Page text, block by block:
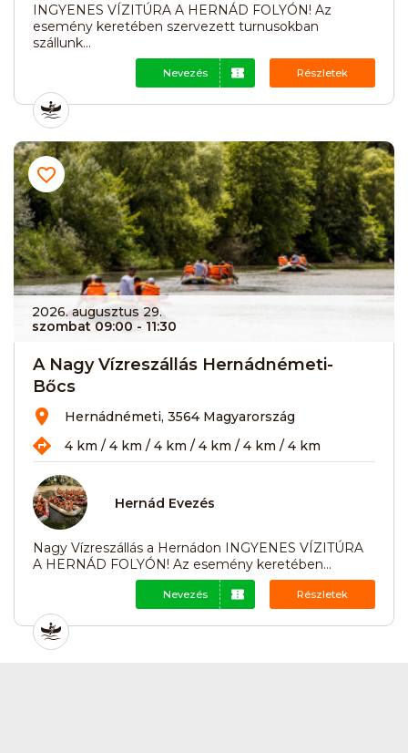
INGYENES VÍZITÚRA A HERNÁD FOLYÓN! Az
esemény keretében szervezett turnusokban
szállunk...
Nevezés Részletek
2026. augusztus 29.
szombat 09:00 - 11:30
A Nagy Vízreszállás Hernádnémeti-
Bőcs
Hernádnémeti, 3564 Magyarország
4 km / 4 km / 4 km / 4 km / 4 km / 4 km
Hernád Evezés
Nagy Vízreszállás a Hernádon INGYENES VÍZITÚRA
A HERNÁD FOLYÓN! Az esemény keretében...
Nevezés Részletek